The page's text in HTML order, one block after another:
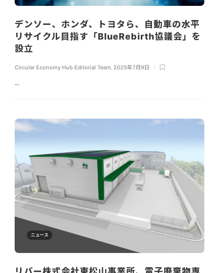
デンソー、ホンダ、トヨタら、自動車の水平
リサイクル目指す「BlueRebirth協議会」を
設立
Circular Economy Hub Editorial Team 2025年7月9日
...
ニュース